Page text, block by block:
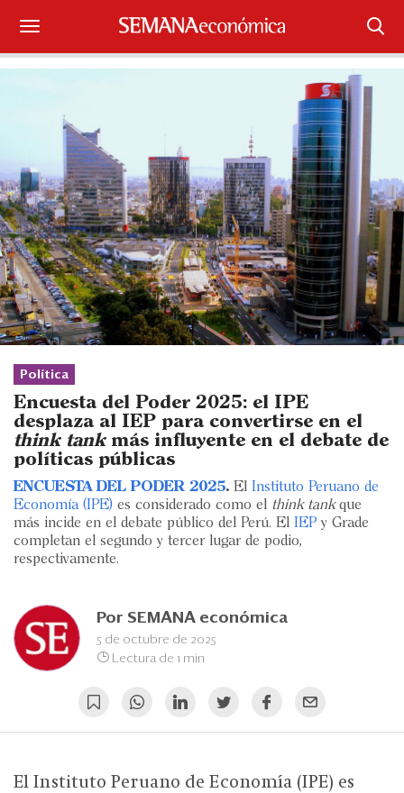
Suscríbase
Iniciar sesión
Portada
¿Qué está pasando?
Sectores y Empresas
Management
Economía y Finanzas
Legal y Política
Eventos
Blogs
Ranking CEO
Edición Impresa
Política
Encuesta del Poder 2025: el IPE
desplaza al IEP para convertirse en el
think tankmás influyente en el debate de
políticas públicas
ENCUESTA DEL PODER 2025. El
Instituto Peruano de
Economía (IPE) es considerado como el think tankque
más incide en el debate público del Perú. El
IEP y Grade
completan el segundo y tercer lugar de podio,
respectivamente.
Por SEMANA económica
5 de octubre de 2025
Lectura de 1 min
El Instituto Peruano de Economía (IPE) es